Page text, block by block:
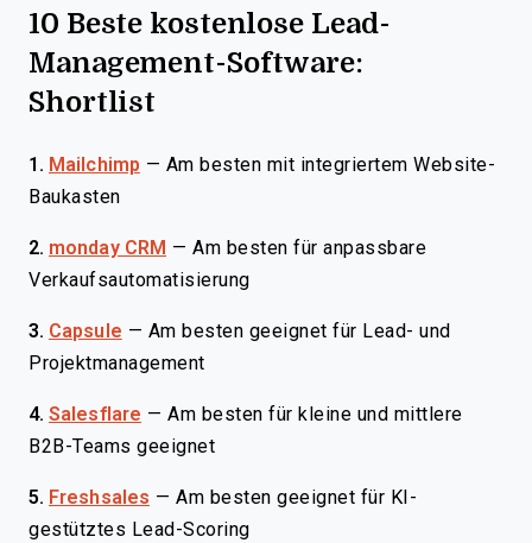
10 Beste kostenlose Lead-
Management-Software:
Shortlist
1. Mailchimp — Am besten mit integriertem Website-
Baukasten
2. monday CRM — Am besten für anpassbare
Verkaufsautomatisierung
3. Capsule — Am besten geeignet für Lead- und
Projektmanagement
4. Salesflare — Am besten für kleine und mittlere
B2B-Teams geeignet
5. Freshsales — Am besten geeignet für KI-
gestütztes Lead-Scoring